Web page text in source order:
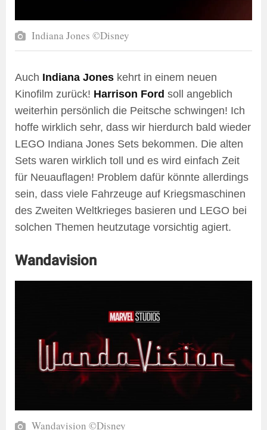
Indiana Jones ©Disney
Auch Indiana Jones kehrt in einem neuen
Kinofilm zurück! Harrison Ford soll angeblich
weiterhin persönlich die Peitsche schwingen! Ich
hoffe wirklich sehr, dass wir hierdurch bald wieder
LEGO Indiana Jones Sets bekommen. Die alten
Sets waren wirklich toll und es wird einfach Zeit
für Neuauflagen! Problem dafür könnte allerdings
sein, dass viele Fahrzeuge auf Kriegsmaschinen
des Zweiten Weltkrieges basieren und LEGO bei
solchen Themen heutzutage vorsichtig agiert.
Wandavision
Wandavision ©Disney